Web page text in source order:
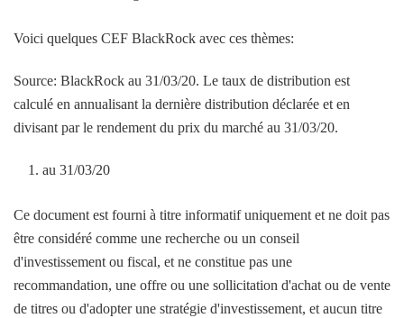
Voici quelques CEF BlackRock avec ces thèmes:
Source: BlackRock au 31/03/20. Le taux de distribution est
calculé en annualisant la dernière distribution déclarée et en
divisant par le rendement du prix du marché au 31/03/20.
au 31/03/20
Ce document est fourni à titre informatif uniquement et ne doit pas
être considéré comme une recherche ou un conseil
d'investissement ou fiscal, et ne constitue pas une
recommandation, une offre ou une sollicitation d'achat ou de vente
de titres ou d'adopter une stratégie d'investissement, et aucun titre